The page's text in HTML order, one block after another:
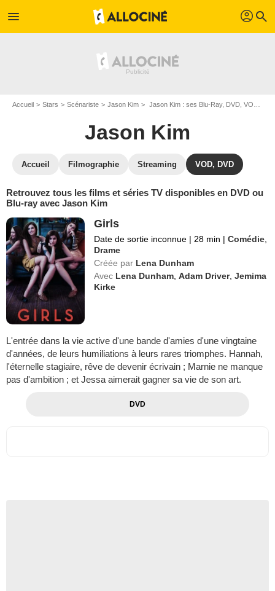
menu profil search
Accueil Stars Scénariste Jason Kim Jason Kim : ses Blu-Ray, DVD, VOD, SVOD
Jason Kim
Accueil Filmographie Streaming VOD, DVD
Retrouvez tous les films et séries TV disponibles en DVD ou
Blu-ray avec Jason Kim
Girls
Date de sortie inconnue | 28 min | Comédie
Drame
Créée par Lena Dunham
Avec Lena Dunham ,Adam Driver,Jemima
Kirke
L'entrée dans la vie active d'une bande d'amies d'une vingtaine
d'années, de leurs humiliations à leurs rares triomphes. Hannah,
l'éternelle stagiaire, rêve de devenir écrivain ; Marnie ne manque
pas d'ambition ; et Jessa aimerait gagner sa vie de son art.
DVD